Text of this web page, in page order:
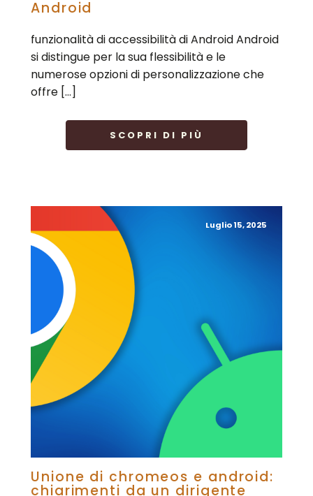
Android
funzionalità di accessibilità di Android Android
si distingue per la sua flessibilità e le
numerose opzioni di personalizzazione che
offre […]
SCOPRI DI PIÙ
Luglio 15, 2025
Unione di chromeos e android:
chiarimenti da un dirigente